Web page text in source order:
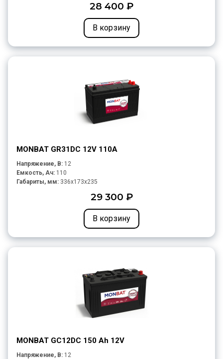
28 400 ₽
В корзину
MONBAT GR31DC 12V 110A
Напряжение, В: 12
Емкость, Ач: 110
Габариты, мм: 336x173x235
29 300 ₽
В корзину
MONBAT GC12DC 150 Ah 12V
Напряжение, В: 12